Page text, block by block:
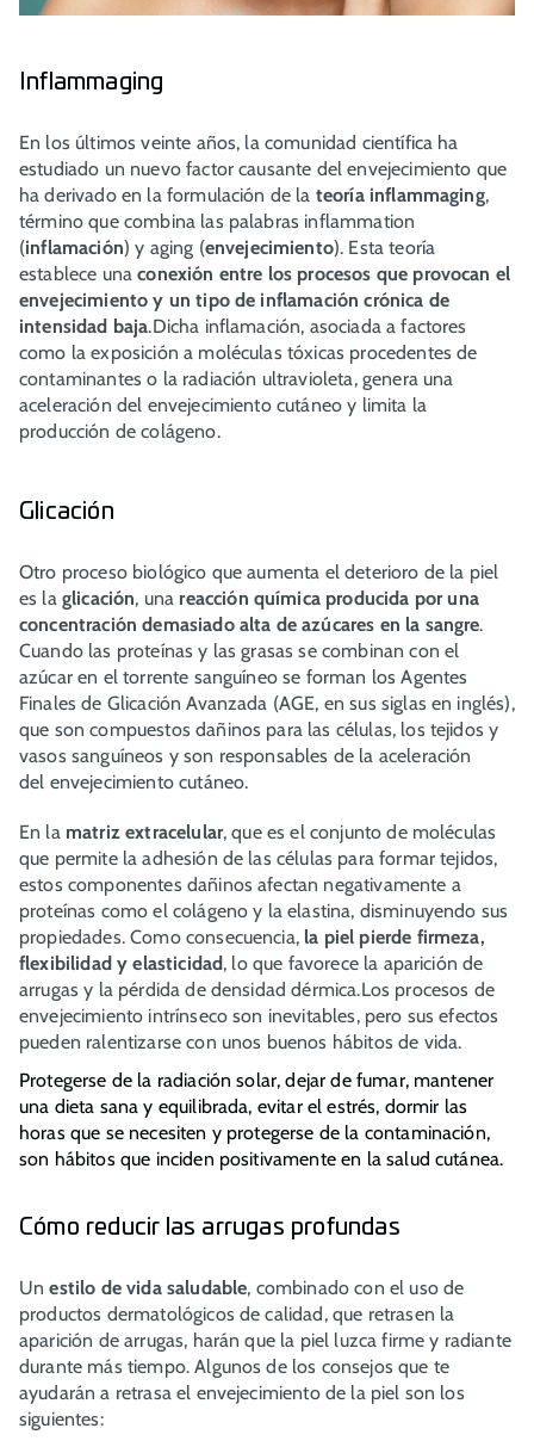
Inflammaging
En los últimos veinte años, la comunidad científica ha
estudiado un nuevo factor causante del envejecimiento que
ha derivado en la formulación de la teoría inflammaging,
término que combina las palabras inflammation
(inflamación) y aging (envejecimiento). Esta teoría
establece unaconexión entre los procesos que provocan el
envejecimiento y un tipo de inflamación crónica de
intensidad baja.Dicha inflamación, asociada a factores
como la exposición a moléculas tóxicas procedentes de
contaminantes o la radiación ultravioleta, genera una
aceleración del envejecimiento cutáneo y limita la
producción de colágeno.
Glicación
Otro proceso biológico que aumenta el deterioro de la piel
es la glicación, una reacción química producida por una
concentración demasiado alta de azúcares en la sangre.
Cuando las proteínas y las grasas se combinan con el
azúcar en el torrente sanguíneo se forman los Agentes
Finales de Glicación Avanzada (AGE, en sus siglas en inglés),
que son compuestos dañinos para las células, los tejidos y
vasos sanguíneos y son responsables de la aceleración
del envejecimiento cutáneo.
En la matriz extracelular, que es el conjunto de moléculas
que permite la adhesión de las células para formar tejidos,
estos componentes dañinos afectan negativamente a
proteínas como el colágeno y la elastina, disminuyendo sus
propiedades. Como consecuencia, la piel pierde firmeza,
flexibilidad y elasticidad, lo que favorece la aparición de
arrugas y la pérdida de densidad dérmica.Los procesos de
envejecimiento intrínseco son inevitables, pero sus efectos
pueden ralentizarse con unos buenos hábitos de vida.
Protegerse de la radiación solar, dejar de fumar, mantener
una dieta sana y equilibrada, evitar el estrés, dormir las
horas que se necesiten y protegerse de la contaminación,
son hábitos que inciden positivamente en la salud cutánea.
Cómo reducir las arrugas profundas
Unestilo de vida saludable, combinado con el uso de
productos dermatológicos de calidad, que retrasen la
aparición de arrugas, harán que la piel luzca firme y radiante
durante más tiempo. Algunos de los consejos que te
ayudarán a retrasa el envejecimiento de la piel son los
siguientes: